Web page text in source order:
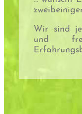
Wir sind
und